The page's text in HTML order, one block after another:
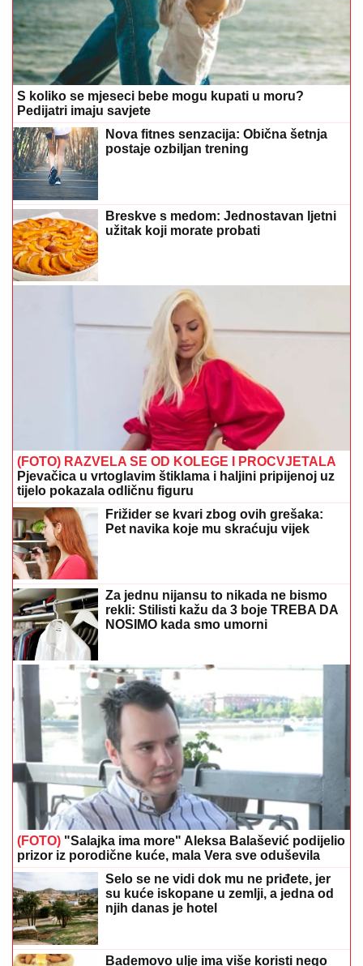
Nova fitnes senzacija: Obična šetnja
postaje ozbiljan trening
Breskve s medom: Jednostavan ljetni
užitak koji morate probati
(FOTO) RAZVELA SE OD KOLEGE I PROCVJETALA
Pjevačica u vrtoglavim štiklama i haljini pripijenoj uz
tijelo pokazala odličnu figuru
Frižider se kvari zbog ovih grešaka:
Pet navika koje mu skraćuju vijek
Za jednu nijansu to nikada ne bismo
rekli: Stilisti kažu da 3 boje TREBA DA
NOSIMO kada smo umorni
(FOTO)"Salajka ima more" Aleksa Balašević podijelio
prizor iz porodične kuće, mala Vera sve oduševila
Selo se ne vidi dok mu ne priđete, jer
su kuće iskopane u zemlji, a jedna od
njih danas je hotel
Bademovo ulje ima više koristi nego
što mislite
Preporučuje